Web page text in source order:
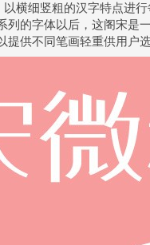
横细竖粗的汉字特点进
列的字体以后，这阁宋是
提供不同笔画轻重供用户